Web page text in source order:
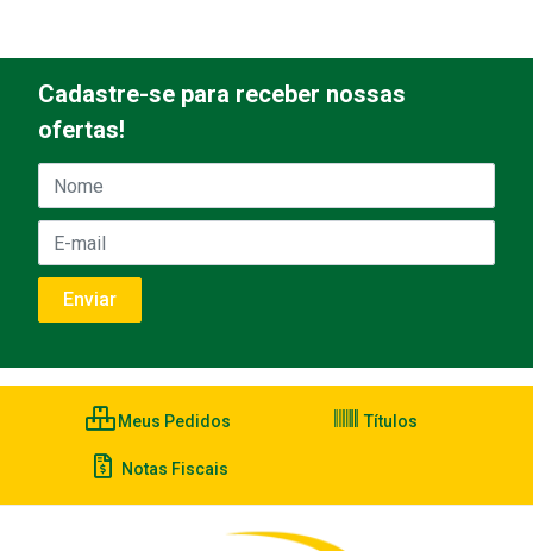
Cadastre-se para receber nossas
ofertas!
Meus Pedidos Títulos
Notas Fiscais